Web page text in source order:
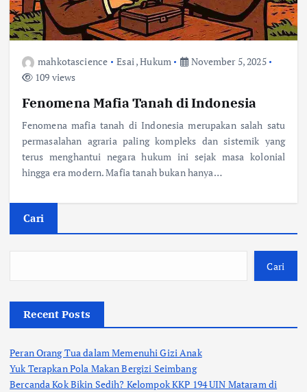
mahkotascience Esai,Hukum
November 5, 2025
109 views
Fenomena Mafia Tanah di Indonesia
Fenomena mafia tanah di Indonesia merupakan salah satu
permasalahan agraria paling kompleks dan sistemik yang
terus menghantui negara hukum ini sejak masa kolonial
hingga era modern. Mafia tanah bukan hanya…
Cari
Cari
Recent Posts
Peran Orang Tua dalam Memenuhi Gizi Anak
Yuk Terapkan Pola Makan Bergizi Seimbang
Bercanda Kok Bikin Sedih? Kelompok KKP 194 UIN Mataram di